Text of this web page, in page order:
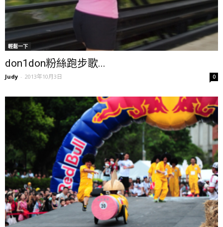
輕鬆一下
don1don粉絲跑步歌...
Judy - 2013年10月3日 0